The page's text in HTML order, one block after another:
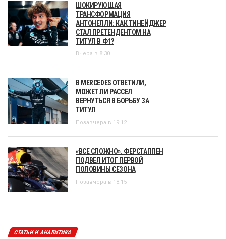
ШОКИРУЮЩАЯ
ТРАНСФОРМАЦИЯ
АНТОНЕЛЛИ: КАК ТИНЕЙДЖЕР
СТАЛ ПРЕТЕНДЕНТОМ НА
ТИТУЛ В Ф1?
Вчера в 8:30
В MERCEDES ОТВЕТИЛИ,
МОЖЕТ ЛИ РАССЕЛ
ВЕРНУТЬСЯ В БОРЬБУ ЗА
ТИТУЛ
Позавчера в 19:12
«ВСЕ СЛОЖНО». ФЕРСТАППЕН
ПОДВЕЛ ИТОГ ПЕРВОЙ
ПОЛОВИНЫ СЕЗОНА
Позавчера в 18:15
СТАТЬИ И АНАЛИТИКА